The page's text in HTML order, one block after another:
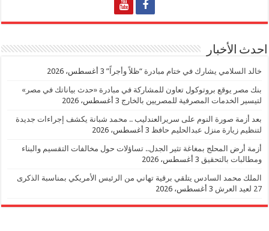
احدث الأخبار
خالد السلامي يشارك في ختام مبادرة “ظلاً وأجراً” 3 أغسطس، 2026
بنك مصر يوقع بروتوكول تعاون للمشاركة في مبادرة «حدث بياناتك في مصر»
لتيسير الخدمات المصرفية للمصريين بالخارج 3 أغسطس، 2026
بعد أزمة صورة النوم على سريرالعندليب .. محمد شبانة يكشف إجراءات جديدة
لتنظيم زيارة منزل عبدالحليم حافظ 3 أغسطس، 2026
أزمة أرض المحلج بمغاغة تثير الجدل.. تساؤلات حول مخالفات التقسيم والبناء
ومطالبات بالتحقيق 3 أغسطس، 2026
الملك محمد السادس يتلقي برقية تهاني من الرئيس الأمريكي بمناسبة الذكرى
27 لعيد العرش
3 أغسطس، 2026